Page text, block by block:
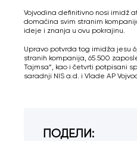
Vojvodina definitivno nosi imidž
domaćina svim stranim
ideje i znanja u ovu pokrajinu.
Upravo potvrda tog imidža jesu
stranih kompanija, 65.500
Tajmsa“, kao i četvrti potpisani
saradnji NIS a.d. i Vlade AP
ПОДЕЛИ: